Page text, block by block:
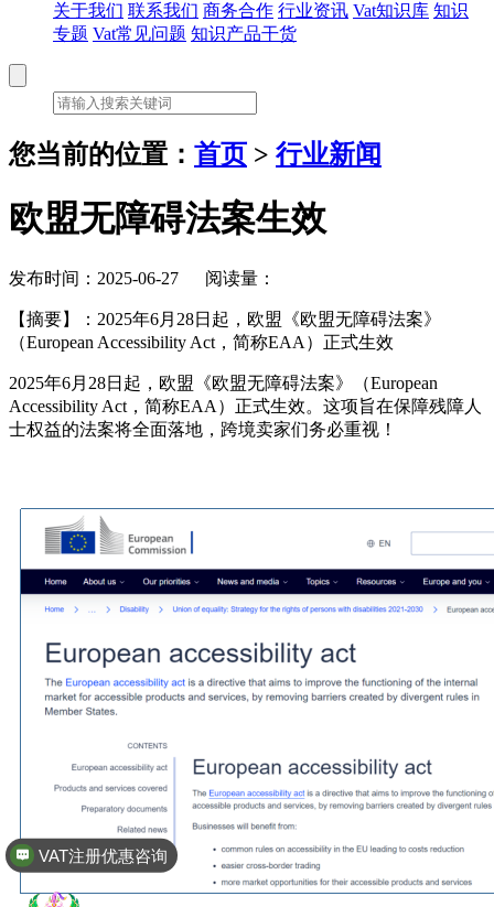
关于我们 联系我们 商务合作 行业资讯 Vat知识库 知识
专题 Vat常见问题 知识产品干货
您当前的位置： 首页 > 行业新闻
欧盟无障碍法案生效
发布时间：2025-06-27 阅读量：
【摘要】
：2025年6月28日起，欧盟《欧盟无障碍法案》
（European Accessibility Act，简称EAA）正式生效
2025年6月28日起，欧盟《欧盟无障碍法案》（European
Accessibility Act，简称EAA）正式生效。这项旨在保障残障人
士权益的法案将全面落地，跨境卖家们务必重视！
VAT注册优惠咨询
全球商标专利注册